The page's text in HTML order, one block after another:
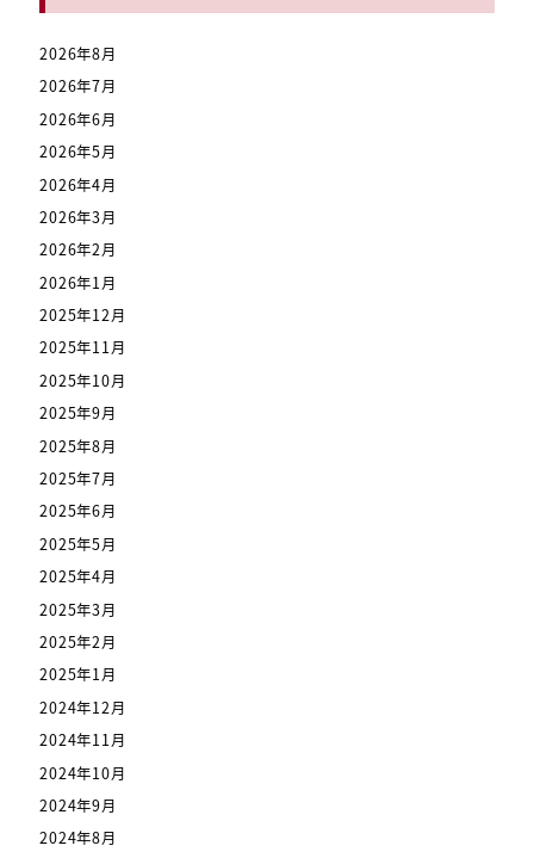
2026年8月
2026年7月
2026年6月
2026年5月
2026年4月
2026年3月
2026年2月
2026年1月
2025年12月
2025年11月
2025年10月
2025年9月
2025年8月
2025年7月
2025年6月
2025年5月
2025年4月
2025年3月
2025年2月
2025年1月
2024年12月
2024年11月
2024年10月
2024年9月
2024年8月